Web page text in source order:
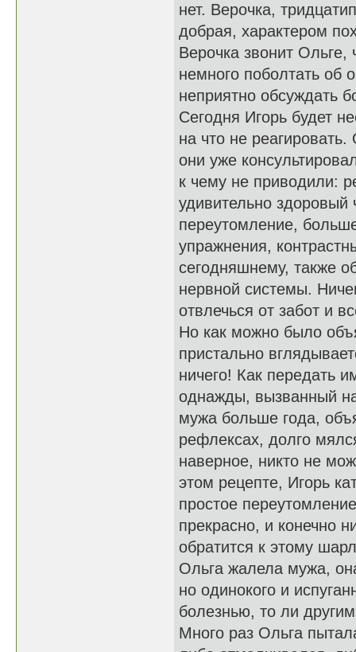
нет. Верочка,
добрая, характером
Верочка звонит Ольге,
немного поболтать об
неприятно обсуждать
Сегодня Игорь будет
на что не
они уже
к чему не приводили:
удивительно здоровый
переутомление,
упражнения,
сегодняшнему, также
нервной системы.
отвлечься от забот и
Но как можно было
пристально
ничего! Как передать
однажды, вызванный
мужа больше года,
рефлексах, долго
наверное, никто не
этом рецепте, Игорь
простое
прекрасно, и конечно
обратится к этому
Ольга жалела мужа,
но одинокого и
болезнью, то ли
Много раз Ольга